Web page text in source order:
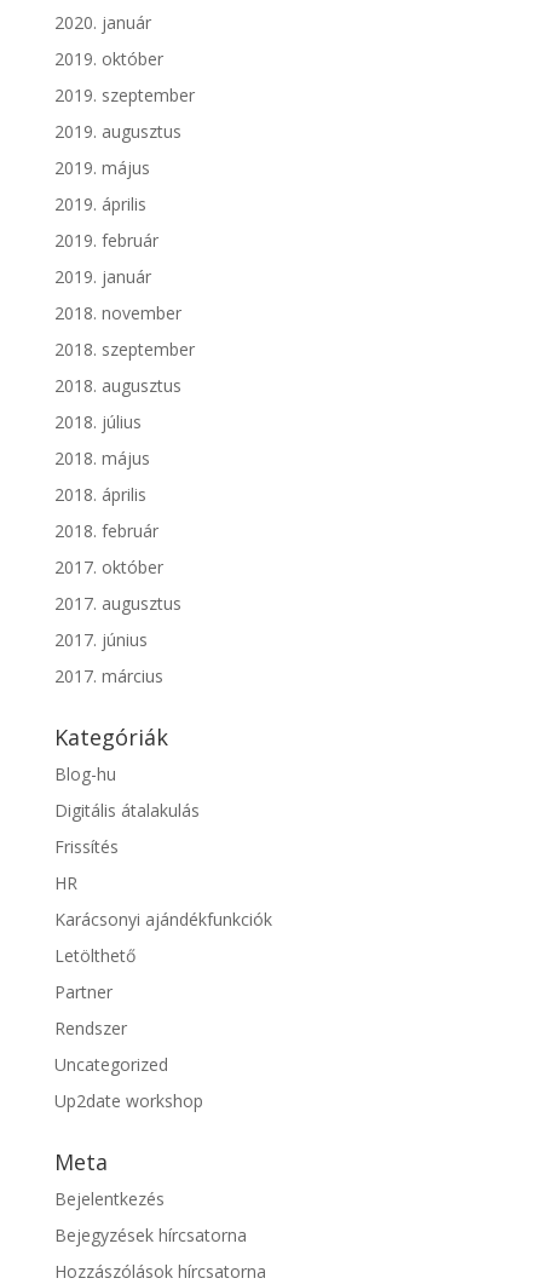
2020. január
2019. október
2019. szeptember
2019. augusztus
2019. május
2019. április
2019. február
2019. január
2018. november
2018. szeptember
2018. augusztus
2018. július
2018. május
2018. április
2018. február
2017. október
2017. augusztus
2017. június
2017. március
Kategóriák
Blog-hu
Digitális átalakulás
Frissítés
HR
Karácsonyi ajándékfunkciók
Letölthető
Partner
Rendszer
Uncategorized
Up2date workshop
Meta
Bejelentkezés
Bejegyzések hírcsatorna
Hozzászólások hírcsatorna